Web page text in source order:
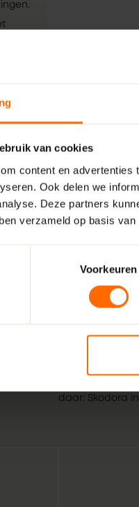
van cookies
content en
Ook delen we
Deze partners
verzameld op basis
Voorkeuren
vakmensen.
Hellouw.
daar: Skodora